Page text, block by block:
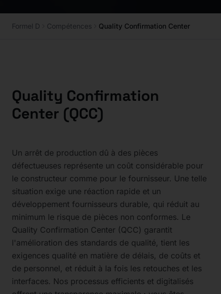
Formel D Compétences Quality Confirmation Center
Quality Confirmation
Center (QCC)
Un arrêt de production dû à des pièces
défectueuses représente un coût considérable pour
le constructeur comme pour le fournisseur. Une telle
situation exige une réaction rapide et un
développement fournisseurs durable, qui réduit au
minimum le risque de pièces non conformes. Le
Quality Confirmation Center (QCC) garantit
l'amélioration des standards de qualité, tient les
exigences qualité en matière de délais, de coûts et
de personnel, et réduit à la fois les retouches et les
interfaces. Nos processus efficients et digitalisés